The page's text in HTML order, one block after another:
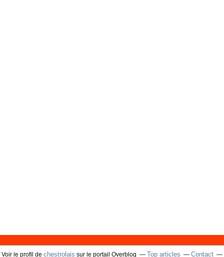
Voir le profil de chestrolais sur le portail Overblog Top articles Contact